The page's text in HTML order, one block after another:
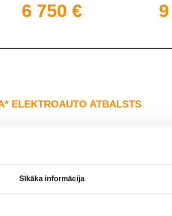
Sīkāka informācija
6 750 €
ELEKTROAUTO ATBALSTS
5+ sēdvietas
5 000 €